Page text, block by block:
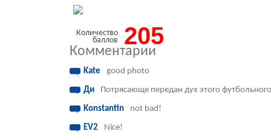
Количество
баллов
205
Комментарии
Kate good photo
Ди Потрясающе передан дух этого
Konstantin not bad!
EV2 Nice!